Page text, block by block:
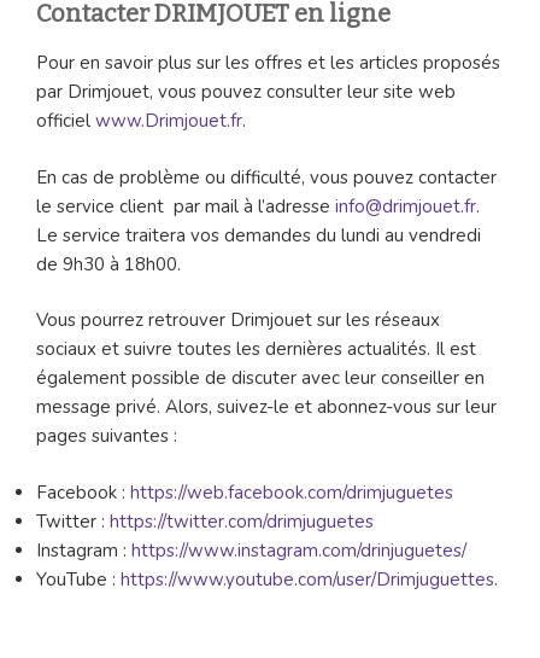
Contacter DRIMJOUET en ligne
Pour en savoir plus sur les offres et les articles proposés
par Drimjouet, vous pouvez consulter leur site web
officiel www.Drimjouet.fr.
En cas de problème ou difficulté, vous pouvez contacter
le service client par mail à l’adresse info@drimjouet.fr.
Le service traitera vos demandes du lundi au vendredi
de 9h30 à 18h00.
Vous pourrez retrouver Drimjouet sur les réseaux
sociaux et suivre toutes les dernières actualités. Il est
également possible de discuter avec leur conseiller en
message privé. Alors, suivez-le et abonnez-vous sur leur
pages suivantes :
Facebook : https://web.facebook.com/drimjuguetes
Twitter : https://twitter.com/drimjuguetes
Instagram : https://www.instagram.com/drinjuguetes/
YouTube : https://www.youtube.com/user/Drimjuguettes.